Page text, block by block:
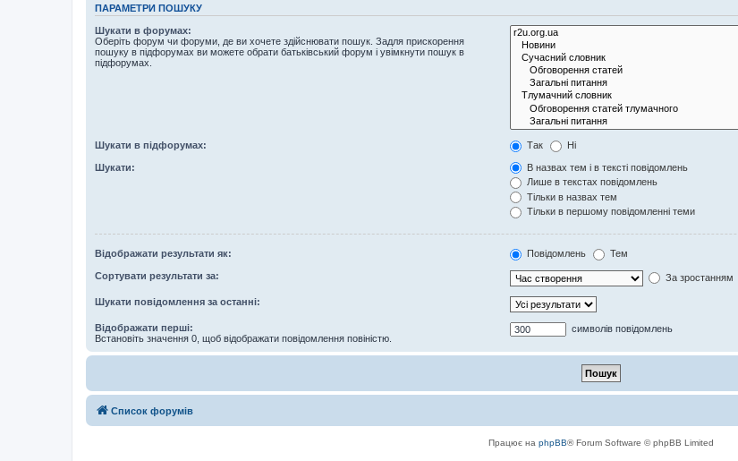
ПАРАМЕТРИ ПОШУКУ
Шукати в форумах:
Оберіть форум чи форуми, де ви хочете здійснювати пошук. Задля прискорення
пошуку в підфорумах ви можете обрати батьківський форум і увімкнути пошук в
підфорумах.
Шукати в підфорумах: Так Ні
Шукати:
В назвах тем і в тексті повідомлень
Лише в текстах повідомлень
Тільки в назвах тем
Тільки в першому повідомленні теми
Відображати результати як: Повідомлень Тем
Сортувати результати за: За зростанням
Шукати повідомлення за останні:
Відображати перші:
Встановіть значення 0, щоб відображати повідомлення повіністю.
символів повідомлень
Список форумів
Працює на phpBB® Forum Software © phpBB Limited